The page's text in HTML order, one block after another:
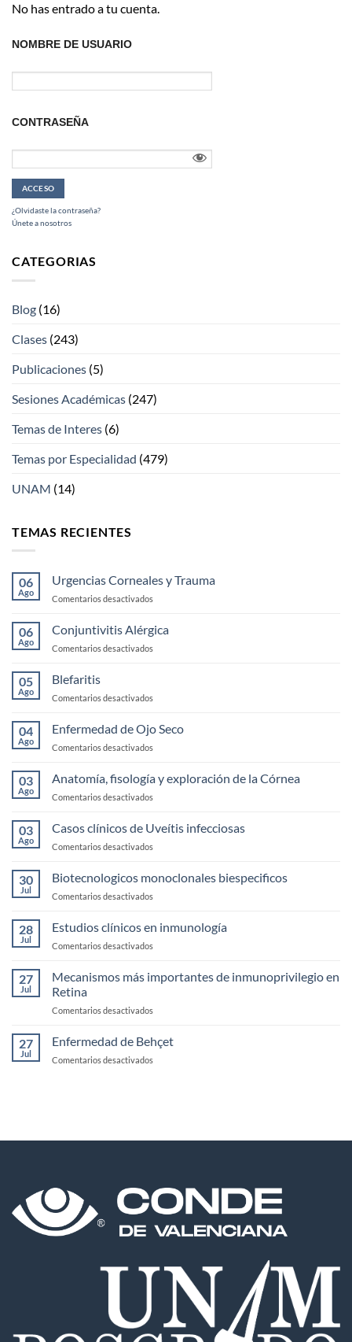
No has entrado a tu cuenta.
NOMBRE DE USUARIO
CONTRASEÑA
¿Olvidaste la contraseña?
Únete a nosotros
CATEGORIAS
Blog (16)
Clases (243)
Publicaciones (5)
Sesiones Académicas (247)
Temas de Interes (6)
Temas por Especialidad (479)
UNAM (14)
TEMAS RECIENTES
06
Ago
Urgencias Corneales y Trauma
Comentarios desactivados
Corneales
y
Trauma
06
Ago
Conjuntivitis Alérgica
Comentarios desactivados
05
Ago
Blefaritis
Comentarios desactivados
04
Ago
Enfermedad de Ojo Seco
Comentarios desactivados
Ojo
Seco
03
Ago
Anatomía, fisología y exploración de la Córnea
Comentarios desactivados
fisología
exploración
la
03
Ago
Casos clínicos de Uveítis infecciosas
Comentarios desactivados
clínicos
Uveítis
30
Jul
Biotecnologicos monoclonales biespecificos
Comentarios desactivados
monoclonales
28
Jul
Estudios clínicos en inmunología
Comentarios desactivados
en
27
Jul
Mecanismos más importantes de inmunoprivilegio en
Retina
Comentarios desactivados
importantes
de
27
Jul
Enfermedad de Behçet
Comentarios desactivados